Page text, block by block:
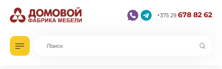
+375 29 678 82 62